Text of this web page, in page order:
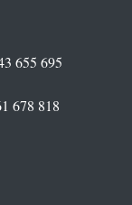
655 695
678 818